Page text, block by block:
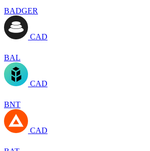
BADGER
CAD
BAL
CAD
BNT
CAD